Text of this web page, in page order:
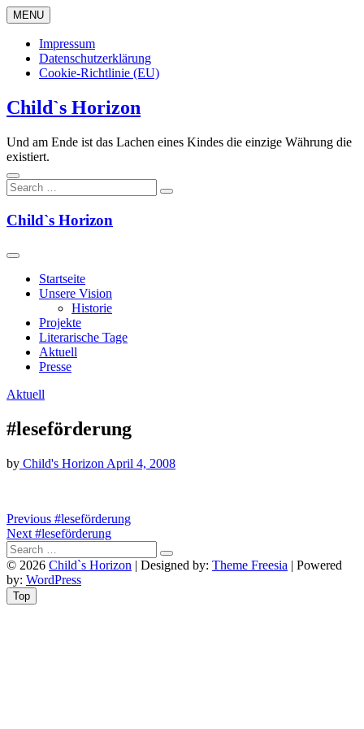
Skip
to
content
MENU
Impressum
Datenschutzerklärung
Cookie-Richtlinie (EU)
Child`s Horizon
Und am Ende ist das Lachen eines Kindes die einzige Währung die
existiert.
Child`s Horizon
Startseite
Unsere Vision
Historie
Projekte
Literarische Tage
Aktuell
Presse
Aktuell
#leseförderung
by Child's Horizon April 4, 2008
Beitragsnavigation
Previous Previous
post:
#leseförderung
Next Next
post:
#leseförderung
© 2026 Child`s Horizon | Designed by: Theme Freesia | Powered
by: WordPress
Top